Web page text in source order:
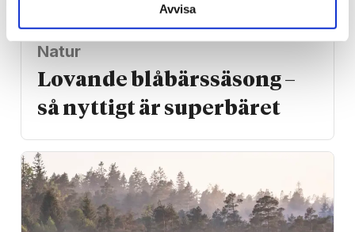
Avvisa
Natur
Lovande blåbärssäsong –
så nyttigt är superbäret